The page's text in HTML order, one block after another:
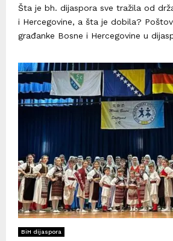
Šta je bh. dijaspora sve tražila od
i Hercegovine, a šta je dobila?
građanke Bosne i Hercegovine u
BiH dijaspora